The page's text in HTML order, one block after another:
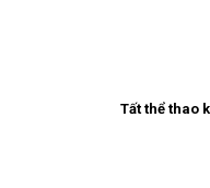
Tất thể thao